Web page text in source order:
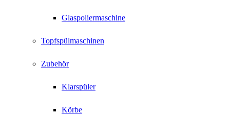
Glaspoliermaschine
Topfspülmaschinen
Zubehör
Klarspüler
Körbe